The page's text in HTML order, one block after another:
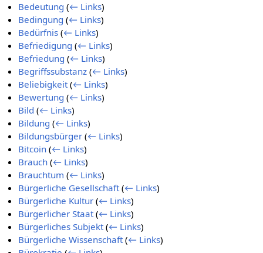
Bedeutung (← Links)
Bedingung (← Links)
Bedürfnis (← Links)
Befriedigung (← Links)
Befriedung (← Links)
Begriffssubstanz (← Links)
Beliebigkeit (← Links)
Bewertung (← Links)
Bild (← Links)
Bildung (← Links)
Bildungsbürger (← Links)
Bitcoin (← Links)
Brauch (← Links)
Brauchtum (← Links)
Bürgerliche Gesellschaft (← Links)
Bürgerliche Kultur (← Links)
Bürgerlicher Staat (← Links)
Bürgerliches Subjekt (← Links)
Bürgerliche Wissenschaft (← Links)